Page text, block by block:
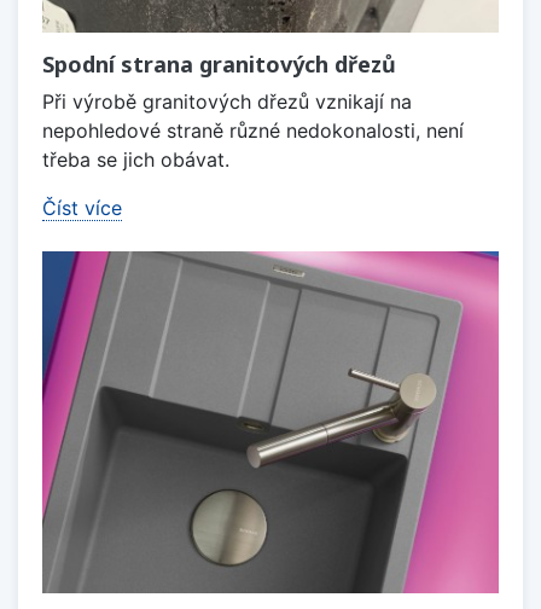
Spodní strana granitových dřezů
Při výrobě granitových dřezů vznikají na
nepohledové straně různé nedokonalosti, není
třeba se jich obávat.
Číst více